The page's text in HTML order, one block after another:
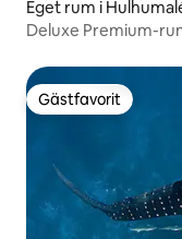
Eget rum i
Deluxe Premium-
Gästfavorit
Gästfavorit